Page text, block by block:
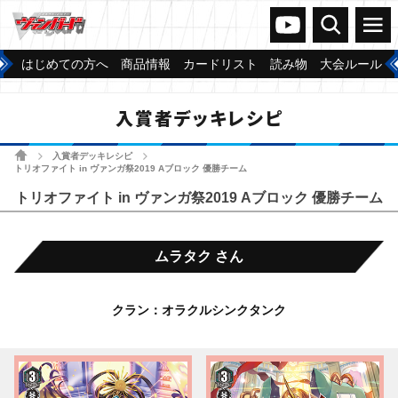
ヴァンガードch
検索 メニュー
はじめての方へ 商品情報 カードリスト 読み物 大会ルール
入賞者デッキレシピ
ホーム 入賞者デッキレシピ
トリオファイト in ヴァンガ祭2019 Aブロック 優勝チーム
トリオファイト in ヴァンガ祭2019 Aブロック 優勝チーム
ムラタク さん
クラン：オラクルシンクタンク